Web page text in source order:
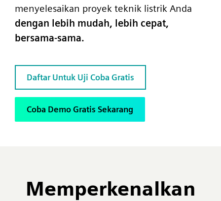
menyelesaikan proyek teknik listrik Anda
dengan lebih mudah, lebih cepat,
bersama-sama.
Daftar Untuk Uji Coba Gratis
Coba Demo Gratis Sekarang
Memperkenalkan